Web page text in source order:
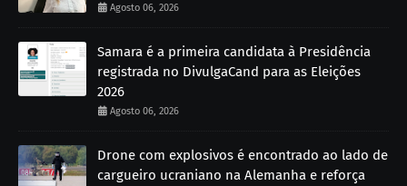
Agosto 06, 2026
Samara é a primeira candidata à Presidência
registrada no DivulgaCand para as Eleições
2026
Agosto 06, 2026
Drone com explosivos é encontrado ao lado de
cargueiro ucraniano na Alemanha e reforça